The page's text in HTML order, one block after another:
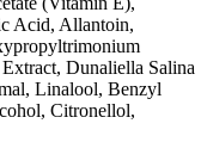
Acid, Allantoin,
Dunaliella Salina
Linalool, Benzyl
Citronellol,